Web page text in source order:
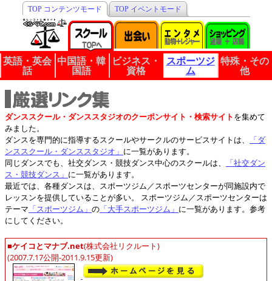
TOP コンテンツモード TOP イベントモード
英語・英会
話
中国語・韓
国語
ビジネス・
資格
スポーツジ
ム
特殊・その
他
ダンススクール・ダンススタジオのクーポンサイト・検索サイトを集めて
みました。
ダンスを専門的に指導するスクールやサークルのサービスサイトは、
「ダ
ンススクール・ダンススタジオ」 に一覧があります。
同じダンスでも、社交ダンス・競技ダンス中心のスクールは、
「社交ダン
ス・競技ダンス」 に一覧があります。
最近では、各種ダンスは、スポーツジム／スポーツセンターが同施設内で
レッスンを提供していることが多い。 スポーツジム／スポーツセンターは
テーマ 「スポーツジム」 の 「大手スポーツジム」 に一覧があります。参考
にしてください。
■ケイコとマナブ.net(株式会社リクルート)
(2007.7.17公開-2011.9.15更新)